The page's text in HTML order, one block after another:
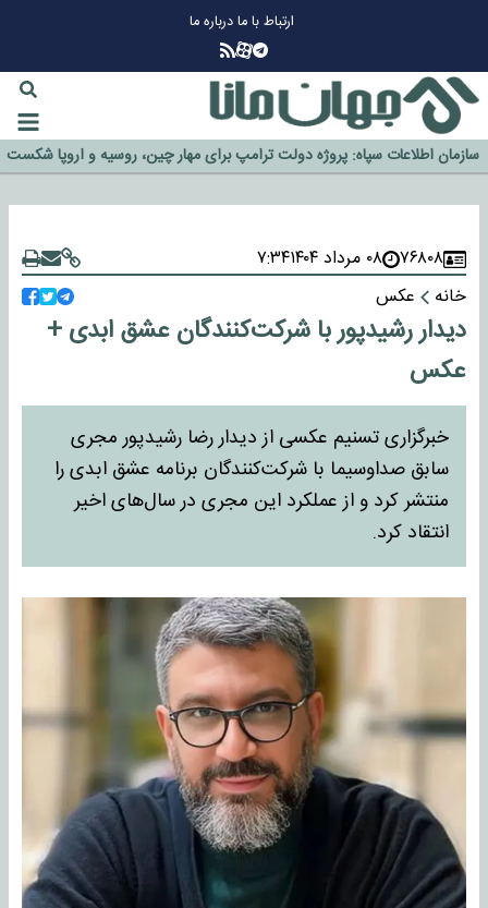
ارتباط با مادرباره ما
گزینه جدایی اوسمار روی میز مدیران پرسپولیس
آیا رئیس جمهور آمریکا قانون را دور می‌زند؟
اخراج رسمی چهره نامدار از پرسپولیس
سازمان اطلاعات سپاه: پروژه دولت ترامپ برای مهار چین، روسیه و اروپا شکست
۷۶۸۰۸ ۰۸ مرداد ۱۴۰۴
۷:۳۴
خانه
عکس
دیدار رشید‌پور با شرکت‌کنندگان عشق ابدی +
عکس
خبرگزاری تسنیم عکسی از دیدار رضا رشیدپور مجری
سابق صداوسیما با شرکت‌کنندگان برنامه عشق ابدی را
منتشر کرد و از عملکرد این مجری در سال‌های اخیر
انتقاد کرد.